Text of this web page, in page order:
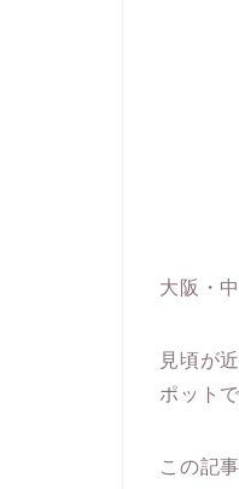
大阪・
見頃が
ポットで
この記